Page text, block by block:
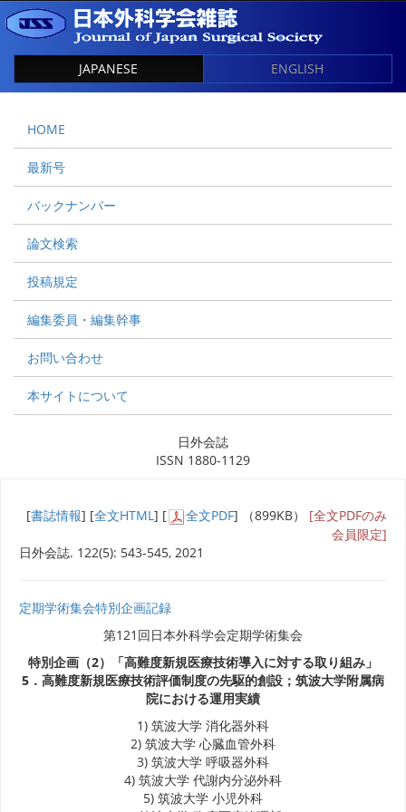
JAPANESE ENGLISH
HOME
最新号
バックナンバー
論文検索
投稿規定
編集委員・編集幹事
お問い合わせ
本サイトについて
日外会誌
ISSN 1880-1129
[書誌情報] [全文HTML] [ 全文PDF] （899KB） [全文PDFのみ
会員限定]
日外会誌. 122(5): 543-545, 2021
定期学術集会特別企画記録
第121回日本外科学会定期学術集会
特別企画（2）「高難度新規医療技術導入に対する取り組み」
5．高難度新規医療技術評価制度の先駆的創設；筑波大学附属病
院における運用実績
1) 筑波大学 消化器外科
2) 筑波大学 心臓血管外科
3) 筑波大学 呼吸器外科
4) 筑波大学 代謝内分泌外科
5) 筑波大学 小児外科